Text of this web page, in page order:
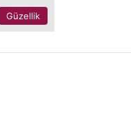
Güzellik